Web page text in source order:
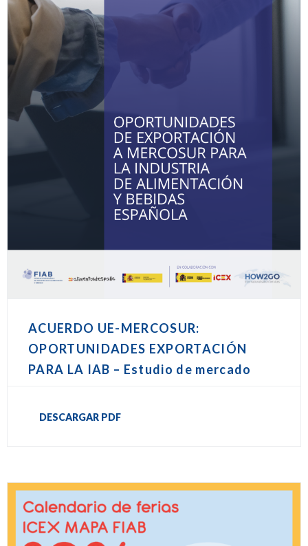
ACUERDO UE-MERCOSUR:
OPORTUNIDADES EXPORTACIÓN
PARA LA IAB – Estudio de mercado
DESCARGAR PDF